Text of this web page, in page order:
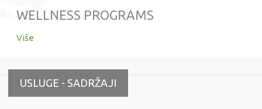
WELLNESS PROGRAMS
Više
USLUGE - SADRŽAJI